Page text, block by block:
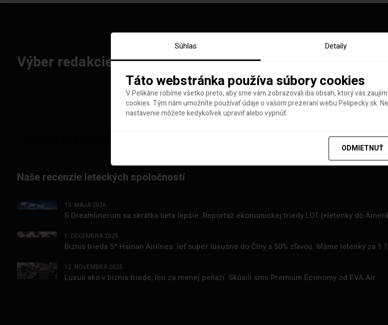
Výber redakcie: Najlepšie letenky tohto týždňa
Naše recenzie leteckých spoločností
15. MÁJA 2026
S Dreamlinerom sa skrátka lieta lepšie. Reportáž ekonomickej triedy LOT (+letenky do
1. DECEMBRA 2025
Biznis trieda 5* Hainan Airlines: leť super luxusne do Číny s 50% zľavou. Máme letenky za 1
12. NOVEMBRA 2025
Luxus ako v biznis triede, len za menej peňazí. Skúsili sme Premium Economy od EVA Air
Súhlas Detaily
Táto webstránka používa súbory cookies
V Pelikáne robíme všetko preto, aby sme vám zobrazovali iba obsah, ktorý vás
cookies. Tým nám umožníte používať údaje o vašom prezeraní webu Pelipecky.sk.
nastavenie môžete kedykoľvek upraviť alebo vypnúť.
ODMIETNUŤ